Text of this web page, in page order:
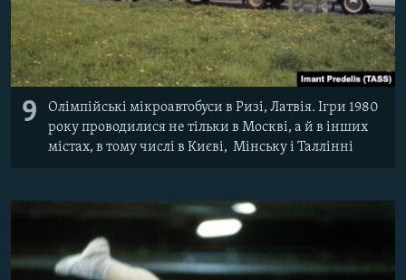
9
Олімпійські мікроавтобуси в Ризі, Латвія. Ігри 1980
року проводилися не тільки в Москві, а й в інших
містах, в тому числі в Києві, Мінську і Таллінні